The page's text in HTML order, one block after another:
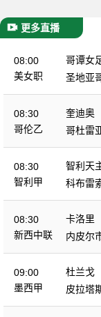
更多直播
08:00
美女职
哥谭女
圣地亚
08:30
哥伦乙
奎迪奥
哥杜雷
08:30
智利甲
智利天
科布雷
08:30
新西中联
卡洛里
内皮尔
09:00
墨西甲
杜兰戈
皮拉塔